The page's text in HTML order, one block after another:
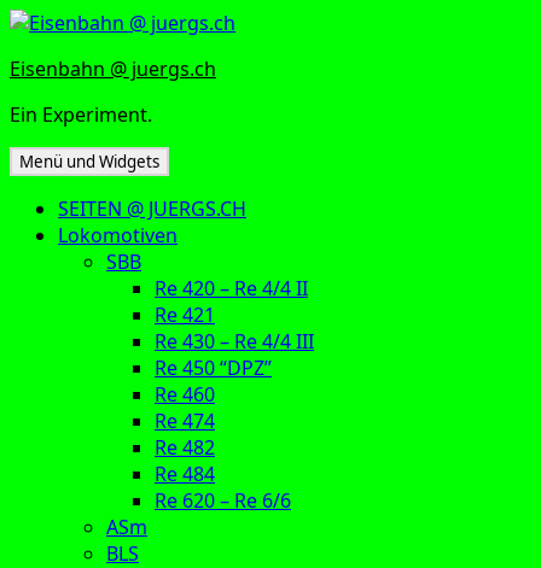
Zum
springen
Eisenbahn @ juergs.ch
Ein Experiment.
Menü und Widgets
SEITEN @ JUERGS.CH
Lokomotiven
SBB
Re 420 – Re 4/4 II
Re 421
Re 430 – Re 4/4 III
Re 450 “DPZ”
Re 460
Re 474
Re 482
Re 484
Re 620 – Re 6/6
ASm
BLS